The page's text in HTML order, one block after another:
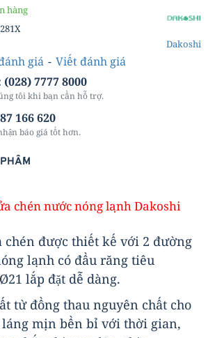
hàng
Dakoshi
giá - Viết đánh giá
7777 8000
tôi khi bạn cần hỗ trợ.
166 620
báo giá tốt hơn.
chén nước nóng lạnh Dakoshi
chén được thiết kế với 2 đường
lạnh có đầu răng tiêu
lắp đặt dễ dàng.
từ đồng thau nguyên chất cho
láng mịn bền bỉ với thời gian,